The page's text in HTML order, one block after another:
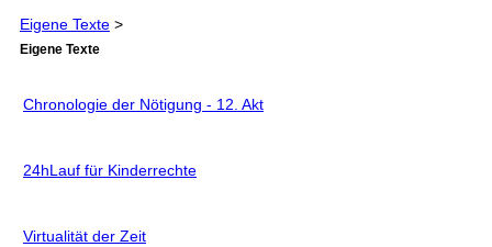
Eigene Texte >
Eigene Texte
Chronologie der Nötigung - 12. Akt
24hLauf für Kinderrechte
Virtualität der Zeit